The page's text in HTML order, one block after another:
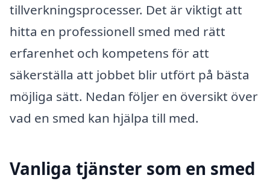
tillverkningsprocesser. Det är viktigt att
hitta en professionell smed med rätt
erfarenhet och kompetens för att
säkerställa att jobbet blir utfört på bästa
möjliga sätt. Nedan följer en översikt över
vad en smed kan hjälpa till med.
Vanliga tjänster som en smed